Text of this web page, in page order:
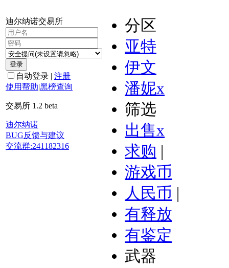
迪尔纳诺交易所
登录
自动登录 | 注册
使用帮助|黑榜查询
交易所 1.2 beta
迪尔纳诺
BUG反馈与建议
交流群:241182316
分区
亚特
伊文
潘妮x
筛选
出售x
求购
游戏币
人民币
有释放
有鉴定
武器